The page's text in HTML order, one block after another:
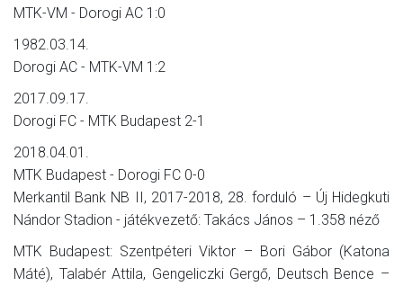
MTK-VM - Dorogi AC 1:0
1982.03.14.
Dorogi AC - MTK-VM 1:2
2017.09.17.
Dorogi FC - MTK Budapest 2-1
2018.04.01.
MTK Budapest - Dorogi FC 0-0
Merkantil Bank NB II, 2017-2018, 28. forduló – Új Hidegkuti
Nándor Stadion - játékvezető: Takács János – 1.358 néző
MTK Budapest: Szentpéteri Viktor – Bori Gábor (Katona
Máté), Talabér Attila, Gengeliczki Gergő, Deutsch Bence –